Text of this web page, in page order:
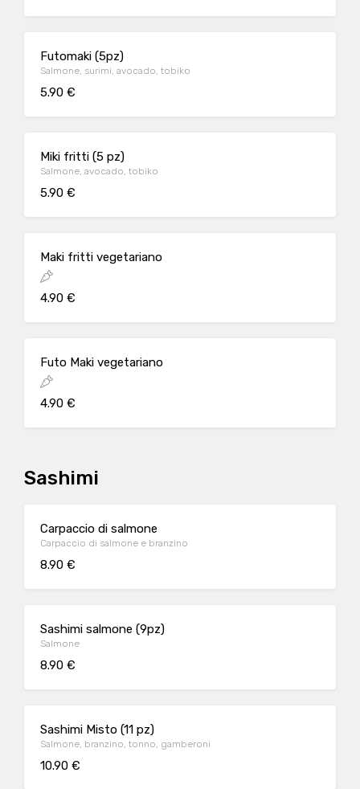
Futomaki (5pz)
Salmone, surimi, avocado, tobiko
5.90 €
Miki fritti (5 pz)
Salmone, avocado, tobiko
5.90 €
Maki fritti vegetariano
4.90 €
Futo Maki vegetariano
4.90 €
Sashimi
Carpaccio di salmone
Carpaccio di salmone e branzino
8.90 €
Sashimi salmone (9pz)
Salmone
8.90 €
Sashimi Misto (11 pz)
Salmone, branzino, tonno, gamberoni
10.90 €